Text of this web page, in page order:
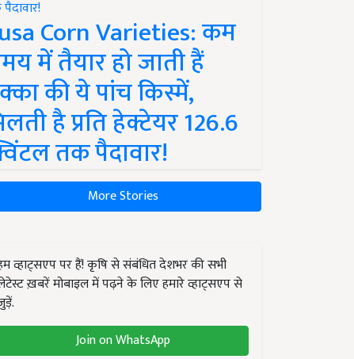
Corn Varieties: कम
में तैयार हो जाती हैं
की ये पांच किस्में,
है प्रति हेक्टेयर 126.6
तक पैदावार!
More Stories
व्हाट्सएप पर हैं! कृषि से संबंधित देशभर की सभी
ख़बरें मोबाइल में पढ़ने के लिए हमारे व्हाट्सएप से
Join on WhatsApp